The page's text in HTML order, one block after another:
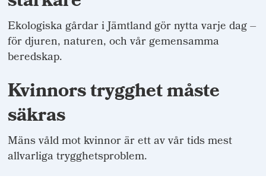
Ekologiska gårdar i Jämtland gör nytta varje dag –
för djuren, naturen, och vår gemensamma
beredskap.
Kvinnors trygghet måste
säkras
Mäns våld mot kvinnor är ett av vår tids mest
allvarliga trygghetsproblem.